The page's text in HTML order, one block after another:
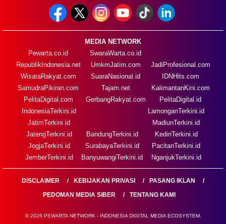
MEDIA NETWORK
Pewarta.co.id
RepublikIndonesia.net
WisataRakyat.com
SamudraPikiran.com
PelitaDigital.com
SwaraWarta.co.id
UmkmJatim.com
SuaraNasional.id
Tajam.net
GerbangRakyat.com
JadiProfesional.com
IDNHits.com
KalimantanKini.com
PelitaDigital.id
IndonesiaTerkini.id
JatimTerkini.id
JatengTerkini.id
JogjaTerkini.id
JemberTerkini.id
BandungTerkini.id
SurabayaTerkini.id
BanyuwangiTerkini.id
LamonganTerkini.id
MadiunTerkini.id
KediriTerkini.id
PacitanTerkini.id
NganjukTerkini.id
DISCLAIMER KEBIJAKAN PRIVASI
PASANG IKLAN
PEDOMAN MEDIA SIBER
TENTANG KAMI
© 2026 PEWARTA NETWORK - INDONESIA DIGITAL MEDIA ECOSYSTEM.